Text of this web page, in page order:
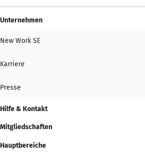
Unternehmen
New Work SE
Karriere
Presse
Hilfe & Kontakt
Mitgliedschaften
Hauptbereiche